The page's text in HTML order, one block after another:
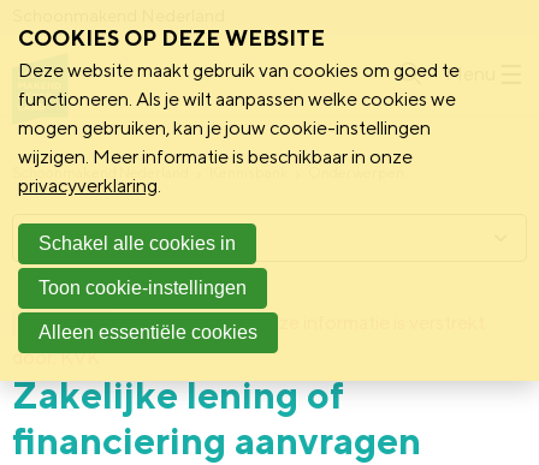
Menu
Schoonmakend Nederland
Achtergrond 13 februari 2014Deze informatie is verstrekt
door: KVK
Zakelijke lening of
financiering aanvragen
Menu
COOKIES OP DEZE WEBSITE
Deze website maakt gebruik van cookies om goed te
functioneren. Als je wilt aanpassen welke cookies we
mogen gebruiken, kan je jouw cookie-instellingen
wijzigen. Meer informatie is beschikbaar in onze
privacyverklaring.
Schakel alle cookies in
Toon cookie-instellingen
Alleen essentiële cookies